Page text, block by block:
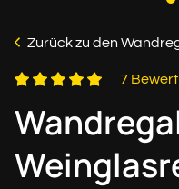
Zurück zu den
7